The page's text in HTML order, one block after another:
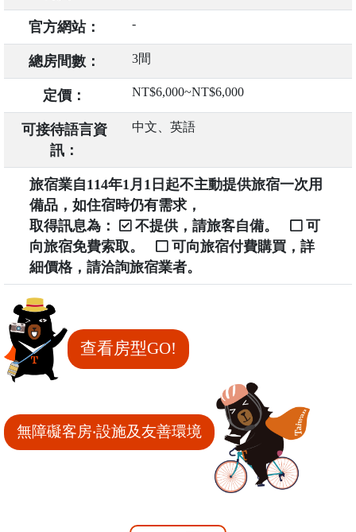
官方網站： -
總房間數： 3間
定價： NT$6,000~NT$6,000
可接待語言資
訊：
中文、英語
旅宿業自114年1月1日起不主動提供旅宿一次用
備品，如住宿時仍有需求，
取得訊息為：
不提供，請旅客自備。
可
向旅宿免費索取。
可向旅宿付費購買，詳
細價格，請洽詢旅宿業者。
查看房型GO!
無障礙客房‧設施及友善環境